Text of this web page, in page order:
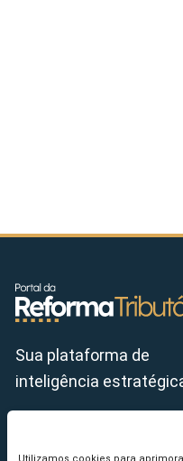
Sua plataforma de
inteligência